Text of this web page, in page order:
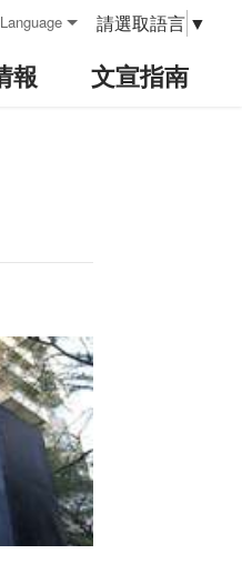
Language 請選取語言 ▼
報 文宣指南